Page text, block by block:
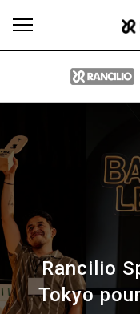
Rancilio
Tokyo
Our brands